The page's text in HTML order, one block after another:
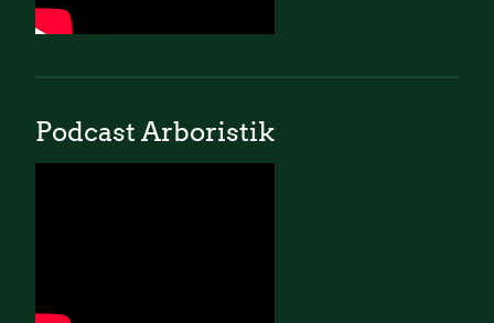
Podcast Arboristik